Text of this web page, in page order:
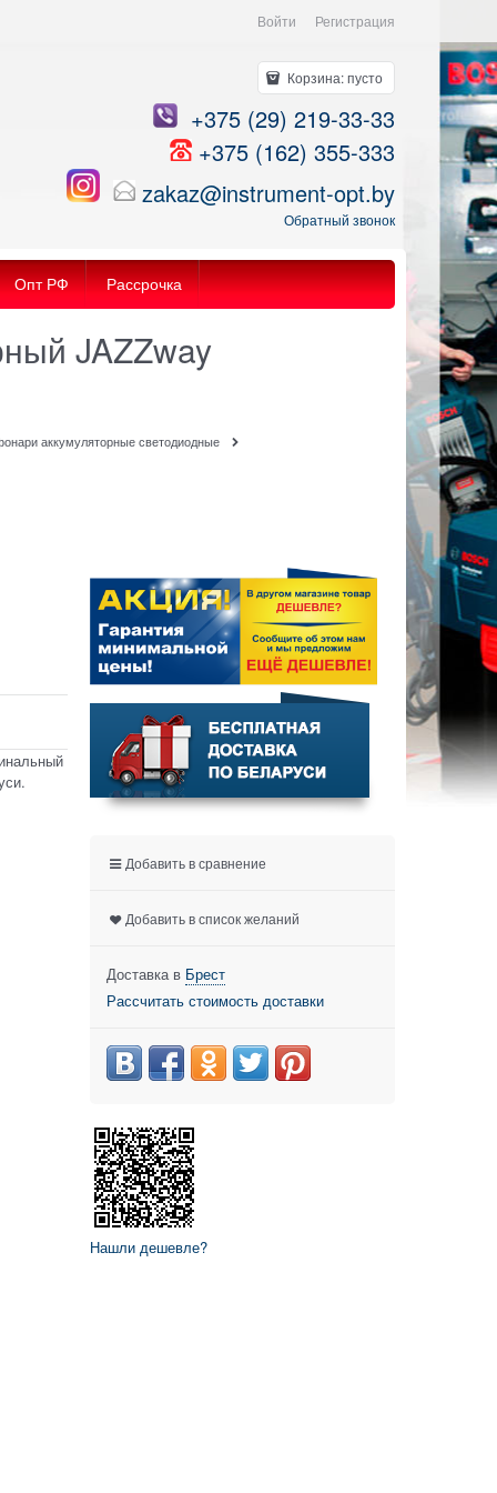
Войти Регистрация
Корзина:пусто
+375 (29) 219-33-33
+375 (162) 355-333
zakaz@instrument-opt.by
Обратный звонок
Опт РФ Рассрочка
JAZZway
аккумуляторные светодиодные
Добавить в сравнение
Добавить в список желаний
Доставка в Брест
Рассчитать стоимость доставки
Нашли дешевле?